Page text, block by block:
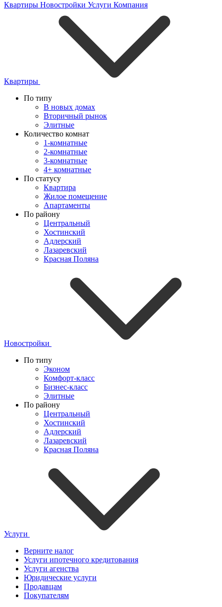
Квартиры Новостройки Услуги Компания
Квартиры
По типу
В новых домах
Вторичный рынок
Элитные
Количество комнат
1-комнатные
2-комнатные
3-комнатные
4+ комнатные
По статусу
Квартира
Жилое помещение
Апартаменты
По району
Центральный
Хостинский
Адлерский
Лазаревский
Красная Поляна
Новостройки
По типу
Эконом
Комфорт-класс
Бизнес-класс
Элитные
По району
Центральный
Хостинский
Адлерский
Лазаревский
Красная Поляна
Услуги
Верните налог
Услуги ипотечного кредитования
Услуги агенства
Юридические услуги
Продавцам
Покупателям